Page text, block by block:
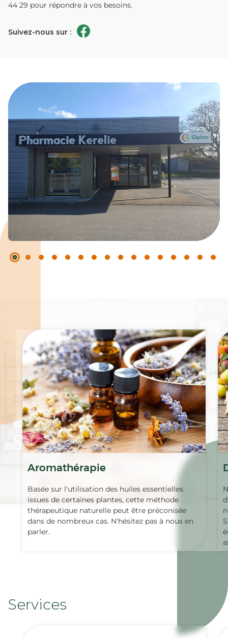
44 29 pour répondre à vos besoins.
Suivez-nous sur :
Aromathérapie
Basée sur l'utilisation des huiles essentielles
issues de certaines plantes, cette méthode
thérapeutique naturelle peut être préconisée
dans de nombreux cas. N'hésitez pas à nous en
parler.
Services